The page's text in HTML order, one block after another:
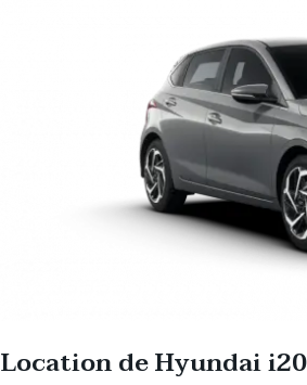
Location de Hyundai i20